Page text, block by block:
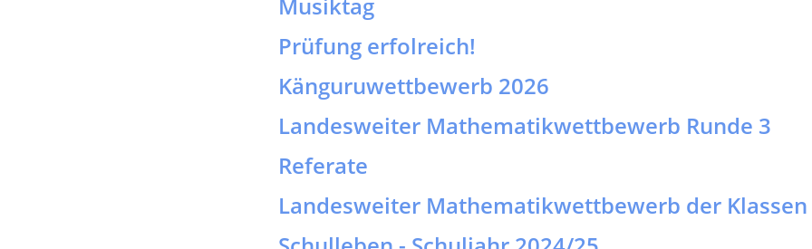
Referate
Landesweiter Mathematikwettbewerb der Klassen
Schulleben - Schuljahr 2024/25
Mathematikwettbewerbe
Besuch im Picasso-Museum
ZiBoMo 2025
Tauschflohmarkt